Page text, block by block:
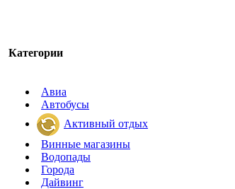
Категории
Авиа
Автобусы
Активный отдых
Винные магазины
Водопады
Города
Дайвинг